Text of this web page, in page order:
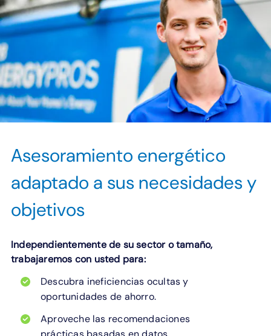
Asesoramiento energético
adaptado a sus necesidades y
objetivos
Independientemente de su sector o tamaño,
trabajaremos con usted para:
Descubra ineficiencias ocultas y
oportunidades de ahorro.
Aproveche las recomendaciones